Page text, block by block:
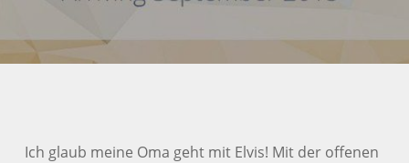
Ich glaub meine Oma geht mit Elvis! Mit der offenen